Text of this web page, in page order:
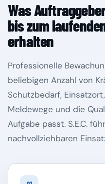
Was
bis zum
erhalten
Professionelle
beliebigen Anzahl von
Schutzbedarf,
Meldewege und die
Aufgabe passt. S.E.C.
nachvollziehbaren